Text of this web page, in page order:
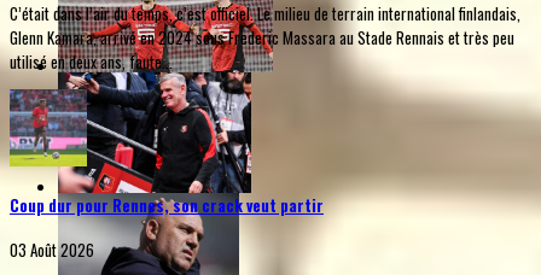
C’était dans l’air du temps, c’est officiel. Le milieu de terrain international finlandais,
Glenn Kamara, arrivé en 2024 sous Frederic Massara au Stade Rennais et très peu
utilisé en deux ans, faute...
Coup dur pour Rennes, son crack veut partir
03 Août 2026